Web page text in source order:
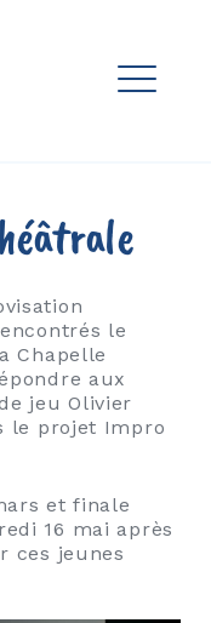
St Joseph
EXPAND
le
Chapelle
aux
jeu Olivier
le projet Impro
et finale
16 mai après
ces jeunes